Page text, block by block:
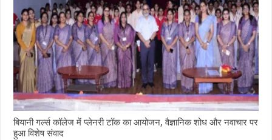
बियानी गर्ल्स कॉलेज में प्लेनरी टॉक का आयोजन, वैज्ञानिक शोध और नवाचार पर
हुआ विशेष संवाद